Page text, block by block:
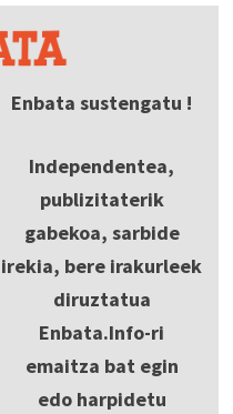
Enbata sustengatu !
Independentea,
publizitaterik
gabekoa, sarbide
irekia, bere irakurleek
diruztatua
Enbata.Info-ri
emaitza bat egin
edo harpidetu